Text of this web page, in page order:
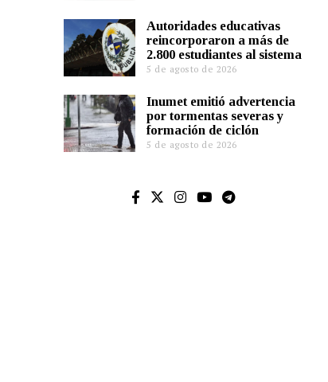
Autoridades educativas
reincorporaron a más de
2.800 estudiantes al sistema
5 de agosto de 2026
Inumet emitió advertencia
por tormentas severas y
formación de ciclón
5 de agosto de 2026